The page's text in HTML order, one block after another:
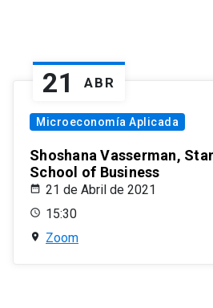
21 ABR
Microeconomía Aplicada
Shoshana Vasserman,
School of Business
21 de Abril de 2021
15:30
Zoom